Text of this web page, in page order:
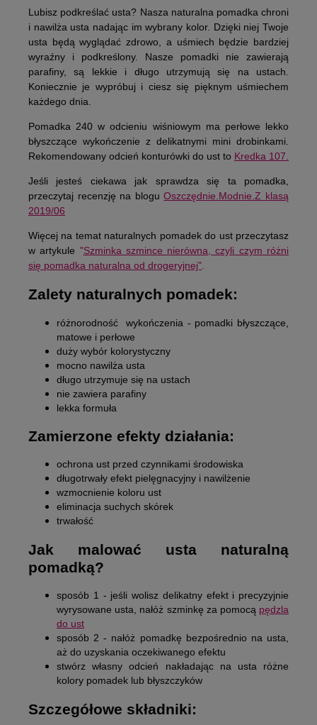
Lubisz podkreślać usta? Nasza naturalna pomadka chroni
i nawilża usta nadając im wybrany kolor. Dzięki niej Twoje
usta będą wyglądać zdrowo, a uśmiech będzie bardziej
wyraźny i podkreślony. Nasze pomadki nie zawierają
parafiny, są lekkie i długo utrzymują się na ustach.
Koniecznie je wypróbuj i ciesz się pięknym uśmiechem
każdego dnia.
Pomadka 240 w odcieniu wiśniowym ma perłowe lekko
błyszczące wykończenie z delikatnymi mini drobinkami.
Rekomendowany odcień konturówki do ust to Kredka 107.
Jeśli jesteś ciekawa jak sprawdza się ta pomadka,
przeczytaj recenzję na bloguOszczędnie.Modnie.Z klasą
2019/06
Więcej na temat naturalnych pomadek do ust przeczytasz
w artykule "Szminka szmince nierówna, czyli czym różni
się pomadka naturalna od drogeryjnej"
Zalety naturalnych pomadek:
różnorodność wykończenia - pomadki błyszczące,
matowe i perłowe
duży wybór kolorystyczny
mocno nawilża usta
długo utrzymuje się na ustach
nie zawiera parafiny
lekka formuła
Zamierzone efekty działania:
ochrona ust przed czynnikami środowiska
długotrwały efekt pielęgnacyjny i nawilżenie
wzmocnienie koloru ust
eliminacja suchych skórek
trwałość
Jak malować usta naturalną
pomadką?
sposób 1 - jeśli wolisz delikatny efekt i precyzyjnie
wyrysowane usta, nałóż szminkę za pomocą pędzla
do ust
sposób 2 - nałóż pomadkę bezpośrednio na usta,
aż do uzyskania oczekiwanego efektu
stwórz własny odcień nakładając na usta różne
kolory pomadek lub błyszczyków
Szczegółowe składniki: